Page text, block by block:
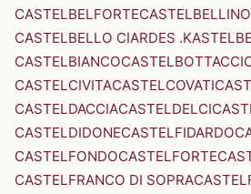
CASTELBELFORTECASTELBELLINO
CASTELBELLO CIARDES
CASTELBIANCO
CASTELCIVITACASTELCOVATI
CASTELDACCIACASTELDELCI
CASTELDIDONECASTELFIDARDO
CASTELFONDOCASTELFORTE
CASTELFRANCO DI SOPRA